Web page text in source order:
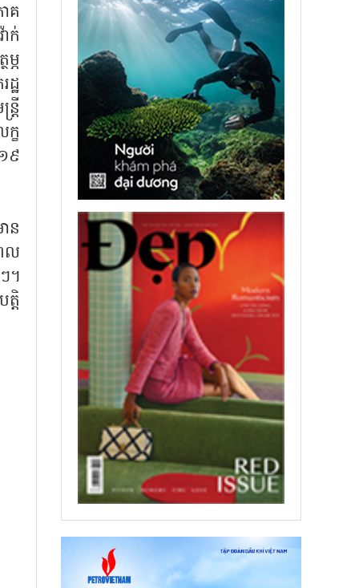
គ
ក់
ភ
ឋ
រី
ខ
៩
ន
ល
។
តិ